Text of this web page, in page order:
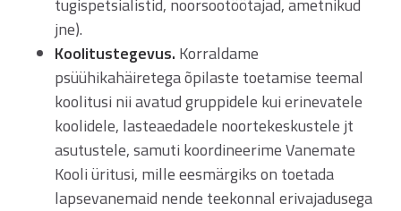
jne).
Koolitustegevus. Korraldame
psüühikahäiretega õpilaste toetamise teemal
koolitusi nii avatud gruppidele kui erinevatele
koolidele, lasteaedadele noortekeskustele jt
asutustele, samuti koordineerime Vanemate
Kooli üritusi, mille eesmärgiks on toetada
lapsevanemaid nende teekonnal erivajadusega